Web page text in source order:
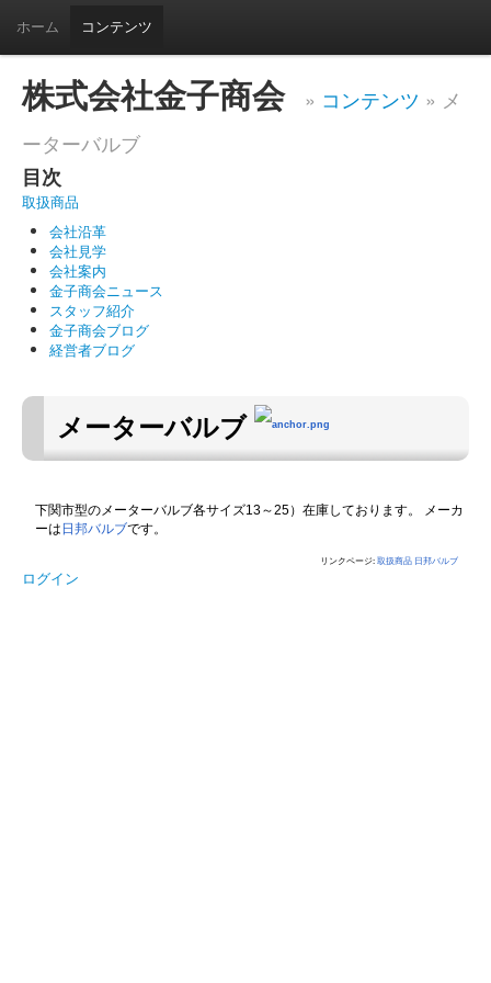
ホーム コンテンツ
株式会社金子商会 » コンテンツ » メ
ーターバルブ
目次
取扱商品
会社沿革
会社見学
会社案内
金子商会ニュース
スタッフ紹介
金子商会ブログ
経営者ブログ
メーターバルブ
下関市型のメーターバルブ各サイズ13～25）在庫しております。 メーカ
ーは 日邦バルブです。
リンクページ: 取扱商品 日邦バルブ
ログイン